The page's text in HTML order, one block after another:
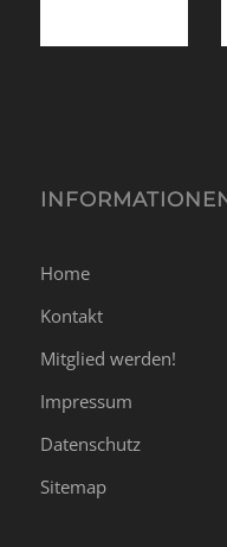
Home
Kontakt
Mitglied werden!
Impressum
Datenschutz
Sitemap